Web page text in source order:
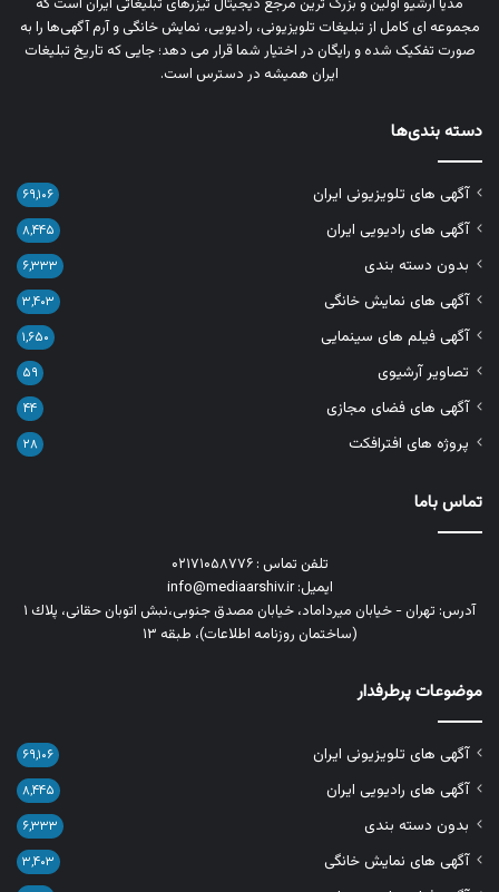
مدیا آرشیو اولین و بزرگ‌ ترین مرجع دیجیتال تیزرهای تبلیغاتی ایران است که
مجموعه‌ ای کامل از تبلیغات تلویزیونی، رادیویی، نمایش خانگی و آرم‌ آگهی‌ها را به‌
صورت تفکیک‌ شده و رایگان در اختیار شما قرار می‌ دهد؛ جایی که تاریخ تبلیغات
ایران همیشه در دسترس است.
دسته بندی‌ها
آگهی های تلویزیونی ایران ۶۹,۱۰۶
آگهی های رادیویی ایران ۸,۴۴۵
بدون دسته بندی ۶,۳۳۳
آگهی های نمایش خانگی ۳,۴۰۳
آگهی فیلم های سینمایی ۱,۶۵۰
تصاویر آرشیوی ۵۹
آگهی های فضای مجازی ۴۴
پروژه های افترافکت ۲۸
تماس باما
تلفن تماس : ۰۲۱۷۱۰۵۸۷۷۶
ایمیل: info@mediaarshiv.ir
آدرس: تهران - خیابان میرداماد، خیابان مصدق جنوبی،نبش اتوبان حقانی، پلاك ١
(ساختمان روزنامه اطلاعات)، طبقه ۱۳
موضوعات پرطرفدار
آگهی های تلویزیونی ایران ۶۹,۱۰۶
آگهی های رادیویی ایران ۸,۴۴۵
بدون دسته بندی ۶,۳۳۳
آگهی های نمایش خانگی ۳,۴۰۳